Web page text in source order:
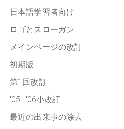
日本語学習者向け
ロゴとスローガン
メインページの改訂
初期版
第1回改訂
'05–'06小改訂
最近の出来事の除去